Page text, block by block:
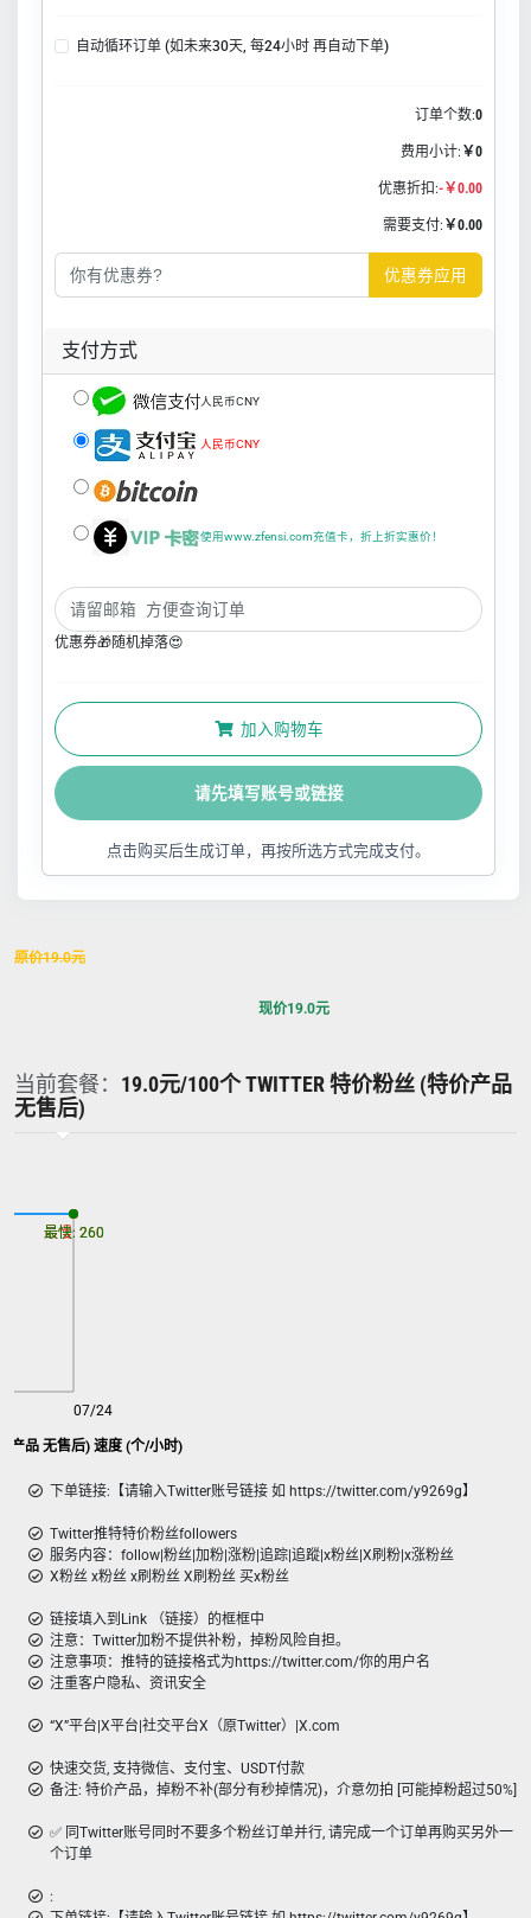
自动循环订单 (如未来30天, 每24小时 再自动下单)
订单个数:0
费用小计: ￥0
优惠折扣:-￥0.00
需要支付: ￥0.00
优惠券应用
支付方式
人民币CNY
人民币CNY
使用www.zfensi.com充值卡，折上折实惠价！
优惠券🎁随机掉落😍
加入购物车
请先填写账号或链接
点击购买后生成订单，再按所选方式完成支付。
原价19.0元
现价19.0元
当前套餐： 19.0元/100个 TWITTER 特价粉丝 (特价产品
无售后)
产品 无售后) 速度 (个/小时)
07/24
最慢: 260
最快: 260
下单链接:【请输入Twitter账号链接 如 https://twitter.com/y9269g】
Twitter推特特价粉丝followers
服务内容：follow|粉丝|加粉|涨粉|追踪|追蹤|x粉丝|X刷粉|x涨粉丝
X粉丝 x粉丝 x刷粉丝 X刷粉丝 买x粉丝
链接填入到Link （链接）的框框中
注意：Twitter加粉不提供补粉，掉粉风险自担。
注意事项：推特的链接格式为https://twitter.com/你的用户名
注重客户隐私、资讯安全
“X”平台|X平台|社交平台X（原Twitter）|X.com
快速交货, 支持微信、支付宝、USDT付款
备注: 特价产品，掉粉不补(部分有秒掉情况)，介意勿拍 [可能掉粉超过50%]
✅ 同Twitter账号同时不要多个粉丝订单并行, 请完成一个订单再购买另外一
个订单
: